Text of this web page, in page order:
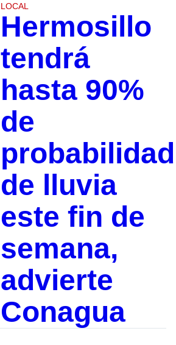
LOCAL
Hermosillo
tendrá
hasta 90%
de
probabilidad
de lluvia
este fin de
semana,
advierte
Conagua